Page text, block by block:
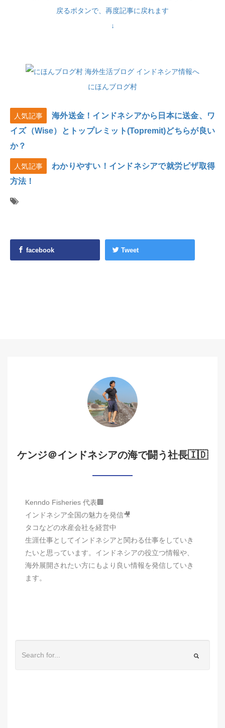
戻るボタンで、再度記事に戻れます
↓
にほんブログ村
人気記事
海外送金！インドネシアから日本に送金、ワ
イズ（Wise）とトップレミット(Topremit)どちらが良い
か？
人気記事
わかりやすい！インドネシアで就労ビザ取得
方法！
facebook Tweet
ケンジ＠インドネシアの海で闘う社長🇮🇩
Kenndo Fisheries 代表🏢
インドネシア全国の魅力を発信🎥
タコなどの水産会社を経営中
生涯仕事としてインドネシアと関わる仕事をしていき
たいと思っています。インドネシアの役立つ情報や、
海外展開されたい方にもより良い情報を発信していき
ます。